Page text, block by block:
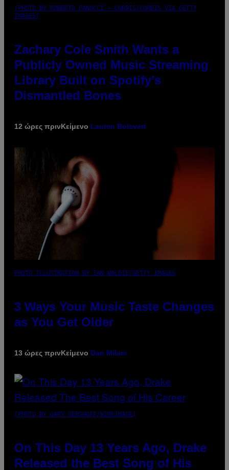
(PHOTO BY ROBERTO PANUCCI – CORBIS/CORBIS VIA GETTY
IMAGES)
Zachary Cole Smith Wants a
Publicly Owned Music Streaming
Library Built on Spotify’s
Dismantled Bones
12 ώρες πρινΚείμενο Lauren Boisvert
PHOTO ILLUSTRATION BY IAN WALDIE/GETTY IMAGES
3 Ways Your Music Taste Changes
as You Get Older
13 ώρες πρινΚείμενο Dan Milam
(PHOTO BY GARY GERSHOFF/WIREIMAGE)
On This Day 13 Years Ago, Drake
Released the Best Song of His